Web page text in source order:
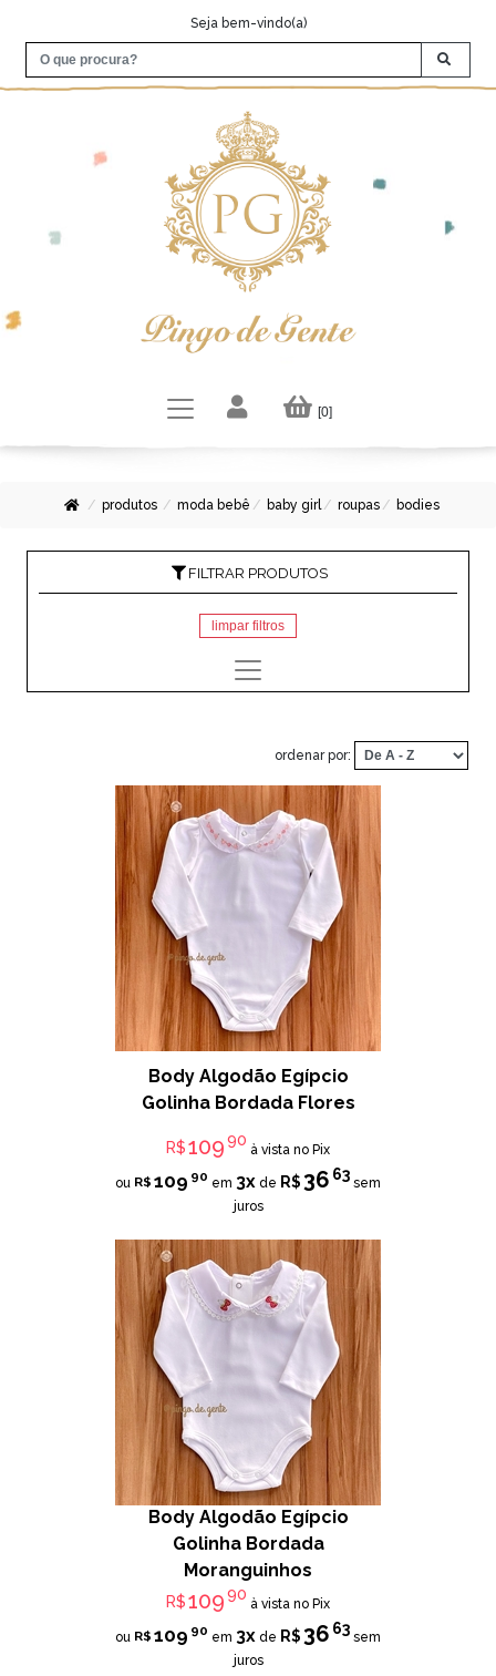
Seja bem-vindo(a)
[0]
produtos moda bebê baby girl roupas bodies
FILTRAR PRODUTOS
limpar filtros
ordenar por:
Body Algodão Egípcio
Golinha Bordada Flores
R$10990
à vista no Pix
ou R$ 109 90 em 3x de R$ 36 63
sem
juros
Body Algodão Egípcio
Golinha Bordada
Moranguinhos
R$10990
à vista no Pix
ou R$ 109 90 em 3x de R$ 36 63
sem
juros